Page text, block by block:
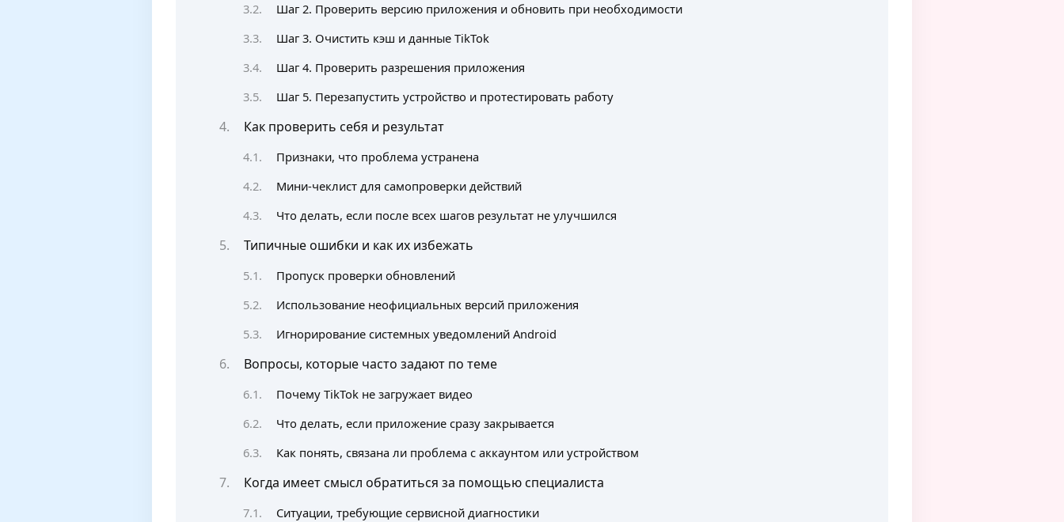
Шаг 2. Проверить версию приложения и обновить при необходимости
Шаг 3. Очистить кэш и данные TikTok
Шаг 4. Проверить разрешения приложения
Шаг 5. Перезапустить устройство и протестировать работу
Как проверить себя и результат
Признаки, что проблема устранена
Мини-чеклист для самопроверки действий
Что делать, если после всех шагов результат не улучшился
Типичные ошибки и как их избежать
Пропуск проверки обновлений
Использование неофициальных версий приложения
Игнорирование системных уведомлений Android
Вопросы, которые часто задают по теме
Почему TikTok не загружает видео
Что делать, если приложение сразу закрывается
Как понять, связана ли проблема с аккаунтом или устройством
Когда имеет смысл обратиться за помощью специалиста
Ситуации, требующие сервисной диагностики